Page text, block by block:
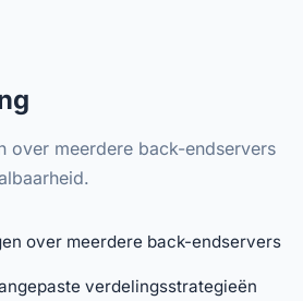
over meerdere back-endservers
over meerdere back-endservers
verdelingsstrategieën